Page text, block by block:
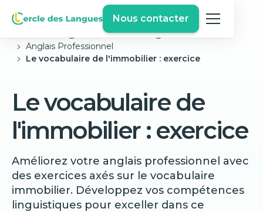
Nous contacter
Exercices Anglais Gratuits
Anglais Professionnel
Le vocabulaire de l'immobilier : exercice
Le vocabulaire de
l'immobilier : exercice
Améliorez votre anglais professionnel avec
des exercices axés sur le vocabulaire
immobilier. Développez vos compétences
linguistiques pour exceller dans ce